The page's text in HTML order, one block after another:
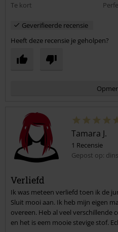
Te kort
Geverifieerde recensie
Heeft deze recensie je geholpen?
Commentaar versturen
Tamara J.
1 Recensie
Gepost op:
Verliefd
Ik was meteen verliefd toen ik de
Sluit mooi aan. Ik heb mijn eigen
overeen. Heb al veel verschillende
en het is eem mooie stevige stof.